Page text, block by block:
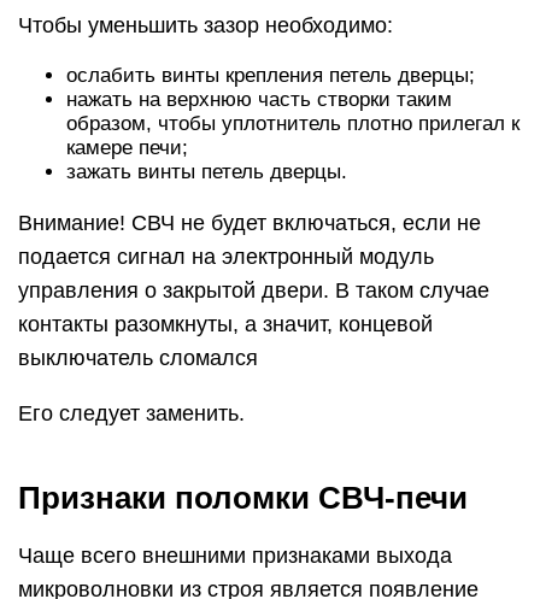
Чтобы уменьшить зазор необходимо:
ослабить винты крепления петель дверцы;
нажать на верхнюю часть створки таким
образом, чтобы уплотнитель плотно прилегал к
камере печи;
зажать винты петель дверцы.
Внимание! СВЧ не будет включаться, если не
подается сигнал на электронный модуль
управления о закрытой двери. В таком случае
контакты разомкнуты, а значит, концевой
выключатель сломался
Его следует заменить.
Признаки поломки СВЧ-печи
Чаще всего внешними признаками выхода
микроволновки из строя является появление